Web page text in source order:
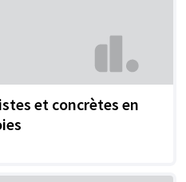
et concrètes en